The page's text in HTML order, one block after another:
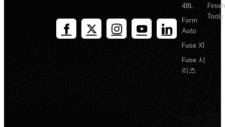
4BL
Form
Auto
Fuse X1
Fuse 시
리즈
Tools